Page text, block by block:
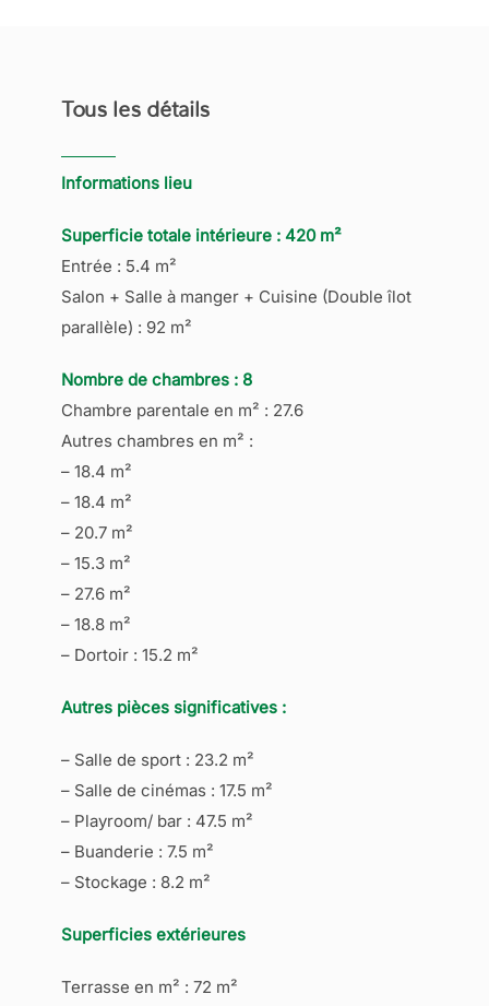
Tous les détails
Informations lieu
Superficie totale intérieure : 420 m²
Entrée : 5.4 m²
Salon + Salle à manger + Cuisine (Double îlot
parallèle) : 92 m²
Nombre de chambres : 8
Chambre parentale en m² : 27.6
Autres chambres en m² :
– 18.4 m²
– 18.4 m²
– 20.7 m²
– 15.3 m²
– 27.6 m²
– 18.8 m²
– Dortoir : 15.2 m²
Autres pièces significatives :
– Salle de sport : 23.2 m²
– Salle de cinémas : 17.5 m²
– Playroom/ bar : 47.5 m²
– Buanderie : 7.5 m²
– Stockage : 8.2 m²
Superficies extérieures
Terrasse en m² : 72 m²